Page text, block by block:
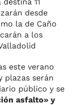
desde
la de Caño
a los
este verano
plazas serán
público y se
asfalto» y